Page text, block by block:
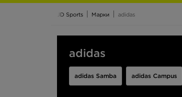
JD Sports Марки adidas
adidas
adidas Samba adidas Campus